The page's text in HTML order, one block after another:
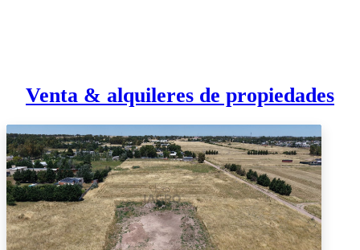
Venta & alquileres de propiedades